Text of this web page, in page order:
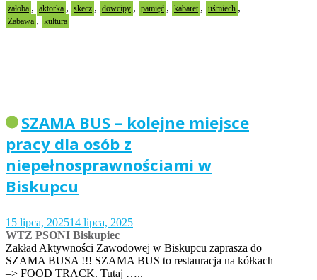
żałoba , aktorka , skecz , dowcipy , pamięć , kabaret , uśmiech ,
Zabawa , kultura
SZAMA BUS – kolejne miejsce
pracy dla osób z
niepełnosprawnościami w
Biskupcu
15 lipca, 202514 lipca, 2025
WTZ PSONI Biskupiec
Zakład Aktywności Zawodowej w Biskupcu zaprasza do
SZAMA BUSA !!! SZAMA BUS to restauracja na kółkach
–> FOOD TRACK. Tutaj …..